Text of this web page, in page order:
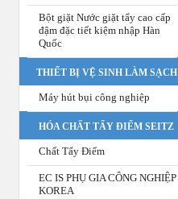
Bột giặt Nước giặt tẩy cao cấp
đậm đặc tiết kiệm nhập Hàn
Quốc
THIẾT BỊ VỆ SINH LÀM SẠCH
Máy hút bụi công nghiệp
HÓA CHẤT TẨY ĐIỂM SEITZ
Chất Tẩy Điểm
EC IS PHỤ GIA CÔNG NGHIỆP
KOREA